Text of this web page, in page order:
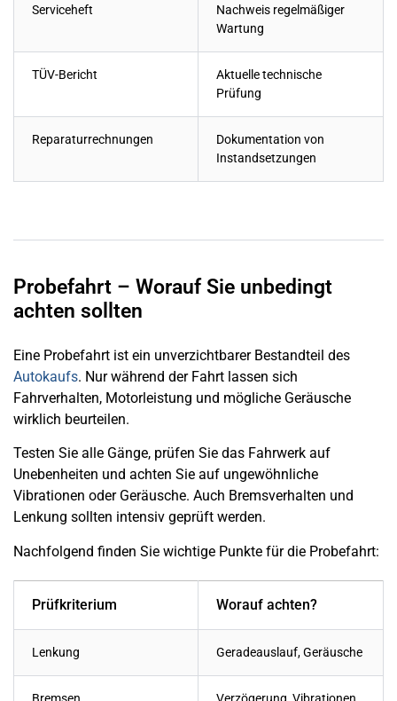
Serviceheft
Nachweis regelmäßiger
Wartung
TÜV-Bericht
Aktuelle technische
Prüfung
Reparaturrechnungen
Dokumentation von
Instandsetzungen
Probefahrt – Worauf Sie unbedingt
achten sollten
Eine Probefahrt ist ein unverzichtbarer Bestandteil des
Autokaufs. Nur während der Fahrt lassen sich
Fahrverhalten, Motorleistung und mögliche Geräusche
wirklich beurteilen.
Testen Sie alle Gänge, prüfen Sie das Fahrwerk auf
Unebenheiten und achten Sie auf ungewöhnliche
Vibrationen oder Geräusche. Auch Bremsverhalten und
Lenkung sollten intensiv geprüft werden.
Nachfolgend finden Sie wichtige Punkte für die Probefahrt:
Prüfkriterium Worauf achten?
Lenkung Geradeauslauf, Geräusche